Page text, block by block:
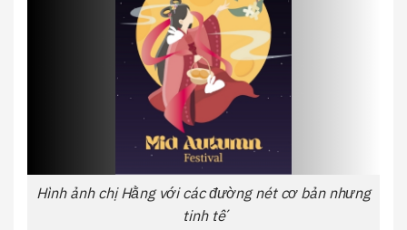
Hình ảnh chị Hằng với các đường nét cơ bản nhưng
tinh tế